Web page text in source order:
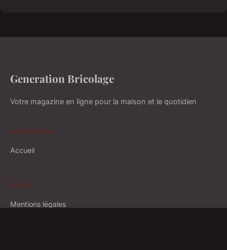
Generation Bricolage
Votre magazine en ligne pour la maison et le quotidien
NAVIGATION
Accueil
LÉGAL
Mentions légales